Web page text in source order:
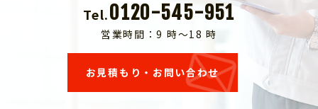
Tel.0120-545-951
営業時間：9 時～18 時
お見積もり・お問い合わせ